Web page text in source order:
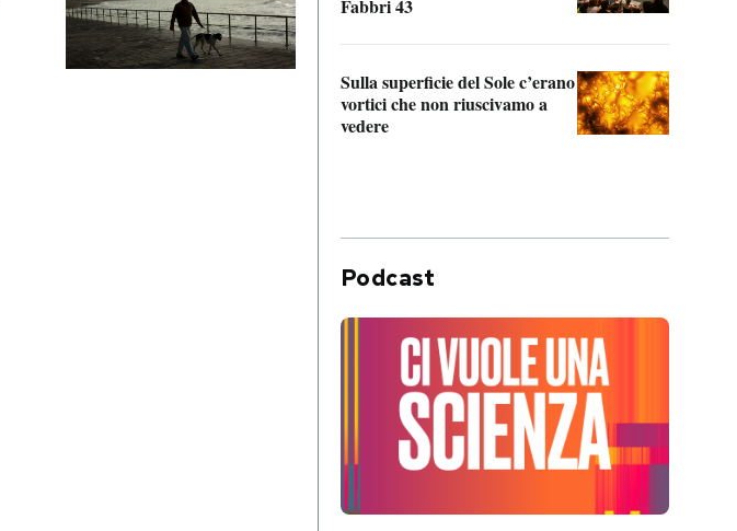
Fabbri 43
Sulla superficie del Sole c’erano
vortici che non riuscivamo a
vedere
Podcast